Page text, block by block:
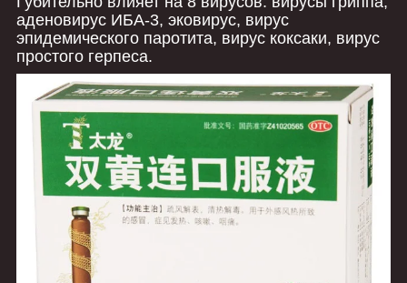
аденовирус ИБА-3, эковирус, вирус
эпидемического паротита, вирус коксаки, вирус
простого герпеса.